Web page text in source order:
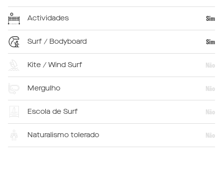
Actividades Sim
Surf / Bodyboard Sim
Kite / Wind Surf Não
Mergulho Não
Escola de Surf Não
Naturalismo tolerado Não